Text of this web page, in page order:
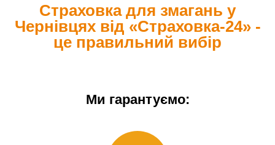
Страховка для змагань у
Чернівцях від «Страховка-24» -
це правильний вибір
Ми гарантуємо: